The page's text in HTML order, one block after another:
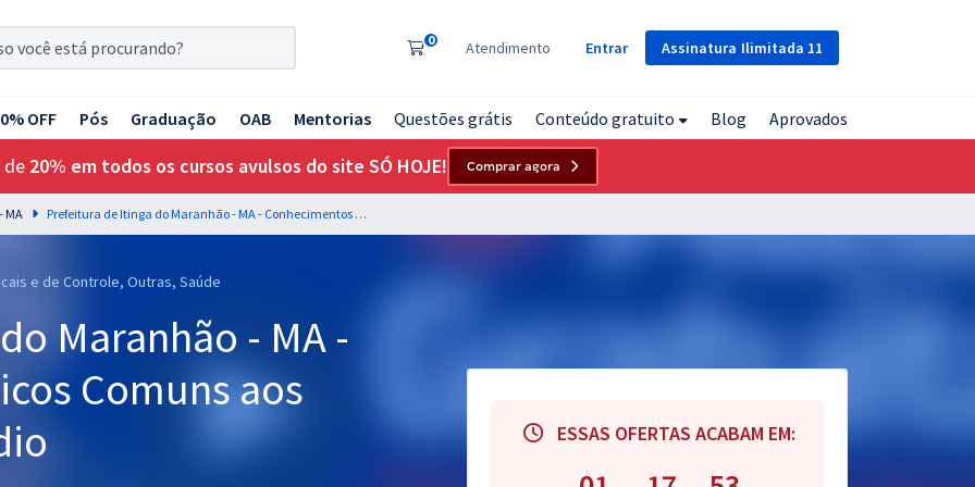
Assinatura Ilimitada 11
0 Atendimento Entrar
OFF Pós Graduação OAB Mentorias Questões grátis Conteúdo gratuito Blog Aprovados
de 20% em todos os cursos avulsos do site SÓ HOJE! Comprar agora
MA Prefeitura de Itinga do Maranhão - MA - Conhecimentos Básicos Comuns aos Cargos de Nível Médio
e de Controle, Outras, Saúde
Maranhão - MA -
Comuns aos
ESSAS OFERTAS ACABAM EM: